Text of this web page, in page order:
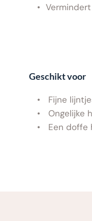
Geschikt voor
Fijne
Ongelijke
Een doffe